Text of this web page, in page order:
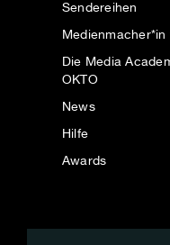
Sendereihen
Medienmacher*in
Die Media
OKTO
News
Hilfe
Awards